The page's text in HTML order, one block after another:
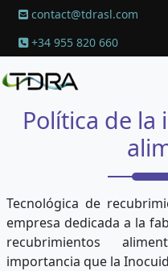
Pasar al contenido principal
contact@tdrasl.com
+34 955 820 660
Política de la
Tecnológica de
empresa dedicada a la
recubrimientos
importancia que la